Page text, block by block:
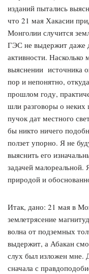
изданий пытались
что 21 мая Хакасии
Монголии случится
ГЭС не выдержит даже
активности. Насколько
выяснении источника
пор и непонятно,
прошлом году,
шли разговоры о
пучок дат местного
бы никто ничего
ползет упорно. Я не
выяснить его
задачей
природой и
Итак, дано: 21 мая в
землетрясение
волна от подземных
выдержит, а Абакан
слух был изложен мне.
сначала с